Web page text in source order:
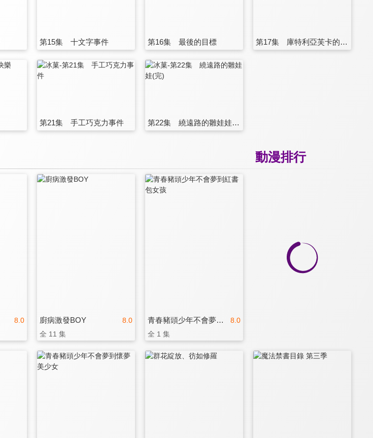
第15集 十文字事件 第16集 最後的目標 第17集 庫特利亞芙卡的順序
第21集 手工巧克力事件 第22集 繞遠路的雛娃娃(完)
動漫排行
8.0 8.0
廚病激發BOY
全 11 集
8.0
青春豬頭少年不會夢到紅書包女孩
全 1 集